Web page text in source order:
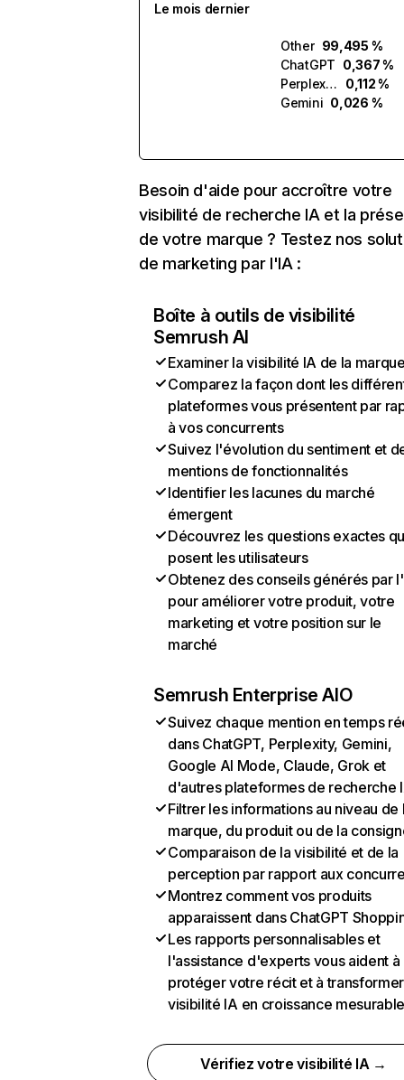
Le mois dernier
Other 99,495 %
ChatGPT 0,367 %
Perplexity
0,112 %
Gemini 0,026 %
Besoin d'aide pour accroître votre
visibilité de recherche IA et la
de votre marque ? Testez nos
de marketing par l'IA :
Boîte à outils de visibilité
Semrush AI
Examiner la visibilité IA de la
Comparez la façon dont les
plateformes vous présentent par
à vos concurrents
Suivez l'évolution du sentiment et
mentions de fonctionnalités
Identifier les lacunes du marché
émergent
Découvrez les questions exactes
posent les utilisateurs
Obtenez des conseils générés par
pour améliorer votre produit, votre
marketing et votre position sur le
marché
Semrush Enterprise AIO
Suivez chaque mention en temps
dans ChatGPT, Perplexity, Gemini,
Google AI Mode, Claude, Grok et
d'autres plateformes de recherche
Filtrer les informations au niveau de
marque, du produit ou de la
Comparaison de la visibilité et de la
perception par rapport aux
Montrez comment vos produits
apparaissent dans ChatGPT
Les rapports personnalisables et
l'assistance d'experts vous aident à
protéger votre récit et à
visibilité IA en croissance
Vérifiez votre visibilité IA →